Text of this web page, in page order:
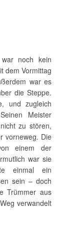
noch kein
dem Vormittag
war es
die Steppe.
und zugleich
Meister
zu stören,
vorneweg. Die
einem der
war sie
einmal ein
sein – doch
Trümmer aus
verwandelt